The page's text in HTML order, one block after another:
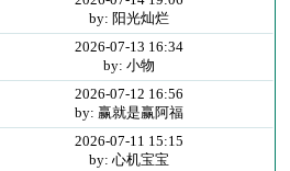
by: 阳光灿烂
2026-07-13 16:34
by: 小物
2026-07-12 16:56
by: 赢就是赢阿福
2026-07-11 15:15
by: 心机宝宝